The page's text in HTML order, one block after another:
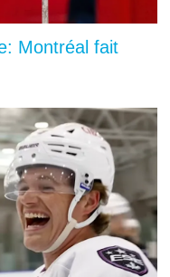
Montréal fait